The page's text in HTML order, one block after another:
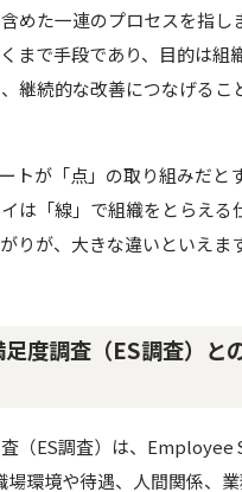
めた一連のプロセスを指し
まで手段であり、目的は組
継続的な改善につなげるこ
トが「点」の取り組みだと
は「線」で組織をとらえる
りが、大きな違いといえま
度調査（ES調査）と
（ES調査）は、Employee
環境や待遇、人間関係、